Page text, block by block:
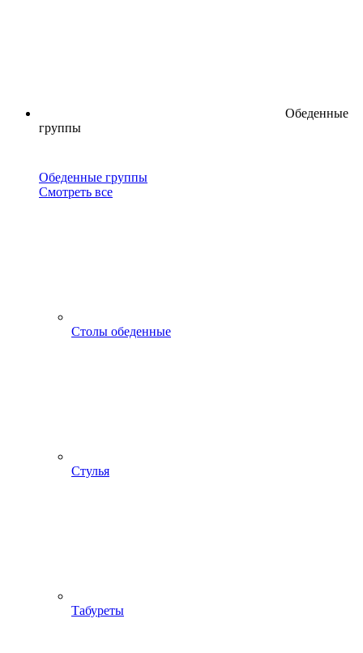
Обеденные
группы
Обеденные группы
Смотреть все
Столы обеденные
Стулья
Табуреты